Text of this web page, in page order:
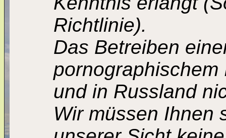
Richtlinie).
Das Betreiben
und in Russland
Wir müssen Ihnen